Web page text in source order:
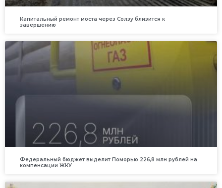
Капитальный ремонт моста через Солзу близится к
завершению
Федеральный бюджет выделит Поморью 226,8 млн рублей на
компенсации ЖКУ